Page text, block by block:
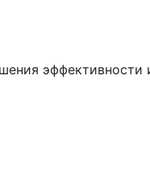
эффективности